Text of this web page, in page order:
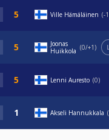
Ville Hämäläinen -1
Joonas
Huikkola
0/+1
Lenni Auresto 0
Akseli Hannukkala